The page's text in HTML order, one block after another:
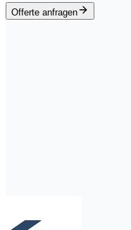
Offerte anfragen